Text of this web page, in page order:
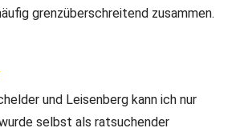
grenzüberschreitend zusammen.
und Leisenberg kann ich nur
selbst als ratsuchender